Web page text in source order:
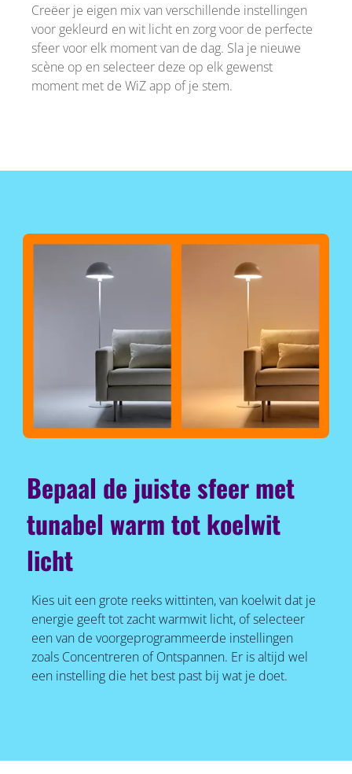
Creëer je eigen mix van verschillende instellingen
voor gekleurd en wit licht en zorg voor de perfecte
sfeer voor elk moment van de dag. Sla je nieuwe
scène op en selecteer deze op elk gewenst
moment met de WiZ app of je stem.
Bepaal de juiste sfeer met
tunabel warm tot koelwit
licht
Kies uit een grote reeks wittinten, van koelwit dat je
energie geeft tot zacht warmwit licht, of selecteer
een van de voorgeprogrammeerde instellingen
zoals Concentreren of Ontspannen. Er is altijd wel
een instelling die het best past bij wat je doet.